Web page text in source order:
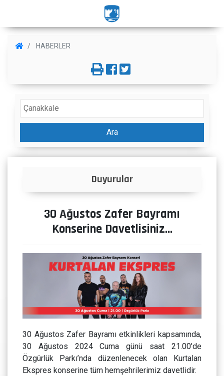
HABERLER
Ara
Duyurular
30 Ağustos Zafer Bayramı
Konserine Davetlisiniz…
30 Ağustos Zafer Bayramı etkinlikleri kapsamında,
30 Ağustos 2024 Cuma günü saat 21.00’de
Özgürlük Parkı’nda düzenlenecek olan Kurtalan
Ekspres konserine tüm hemşehrilerimiz davetlidir.